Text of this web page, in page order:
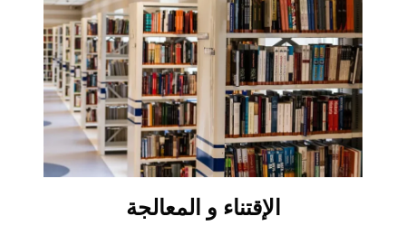
الإقتناء و المعالجة